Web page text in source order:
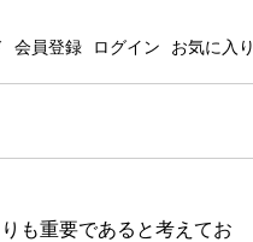
会員登録 ログイン お気に入り
も重要であると考えてお